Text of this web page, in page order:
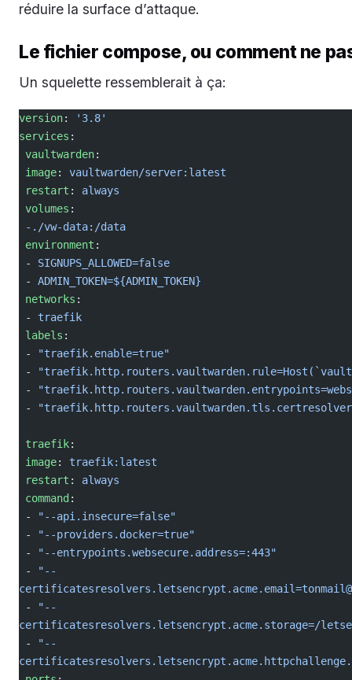
réduire la surface d’attaque.
Le fichier compose, ou comment ne
Un squelette ressemblerait à ça:
version:
'3.8'
services :
vaultwarden:
image: vaultwarden/server:latest
restart : always
volumes :
-./vw-data:/data
environment :
- SIGNUPS_ALLOWED=false
- ADMIN_TOKEN=${ADMIN_TOKEN}
networks :
- traefik
labels :
-
"traefik.enable=true"
-
-
-
traefik:
image: traefik:latest
restart : always
command :
-
"--api.insecure=false"
-
"--providers.docker=true"
-
"--entrypoints.websecure.address=:443"
-
"--
-
"--
certificatesresolvers.letsencrypt.acme.storage=/
-
"--